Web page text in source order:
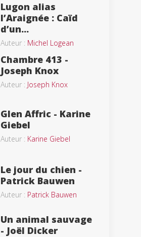
Lugon alias
l’Araignée : Caïd
d’un...
Auteur : Michel Logean
Chambre 413 -
Joseph Knox
Auteur : Joseph Knox
Glen Affric - Karine
Giebel
Auteur : Karine Giebel
Le jour du chien -
Patrick Bauwen
Auteur : Patrick Bauwen
Un animal sauvage
- Joël Dicker